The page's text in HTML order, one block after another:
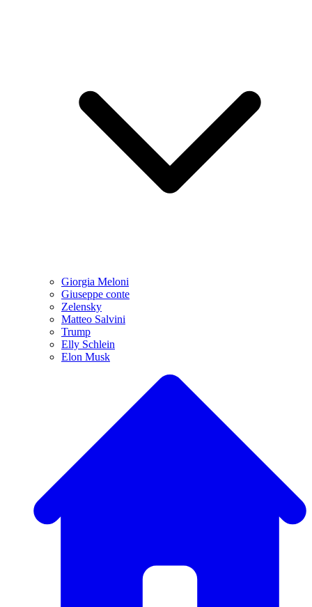
Giorgia Meloni
Giuseppe conte
Zelensky
Matteo Salvini
Trump
Elly Schlein
Elon Musk